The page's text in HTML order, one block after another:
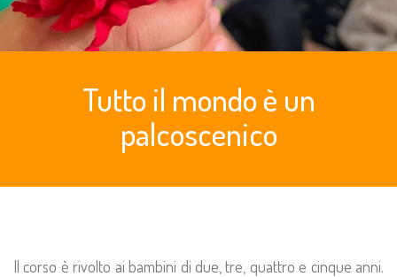
Tutto il mondo è un
palcoscenico
Il corso è rivolto ai bambini di due, tre, quattro e cinque anni.